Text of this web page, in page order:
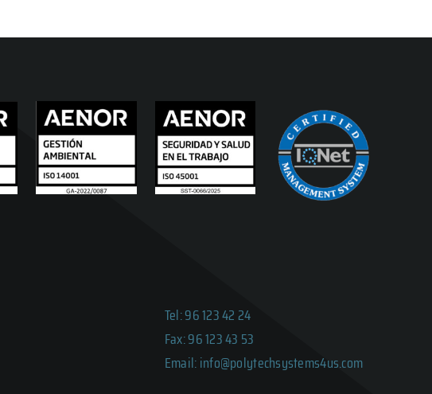
Tel: 96 123 42 24
Fax: 96 123 43 53
Email: info@polytechsystems4us.com